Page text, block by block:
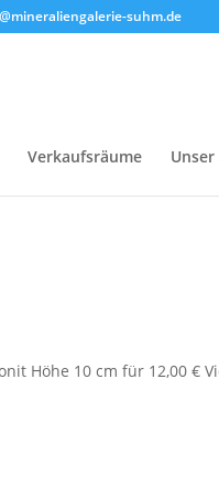
suhm.de
Verkaufsräume
Höhe 10 cm für 12,00 €